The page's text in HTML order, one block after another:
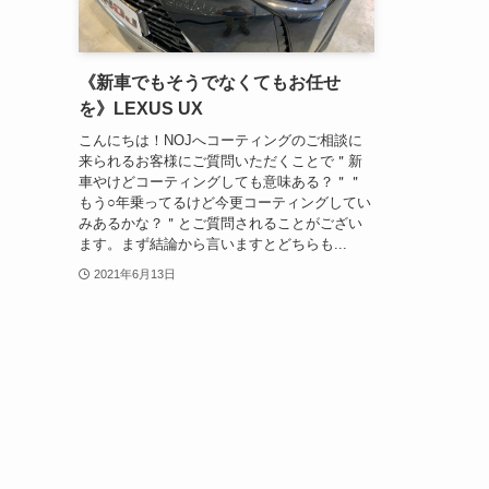
《新車でもそうでなくてもお任せ
を》LEXUS UX
こんにちは！NOJへコーティングのご相談に
来られるお客様にご質問いただくことで＂新
車やけどコーティングしても意味ある？＂＂
もう○年乗ってるけど今更コーティングしてい
みあるかな？＂とご質問されることがござい
ます。まず結論から言いますとどちらも...
2021年6月13日